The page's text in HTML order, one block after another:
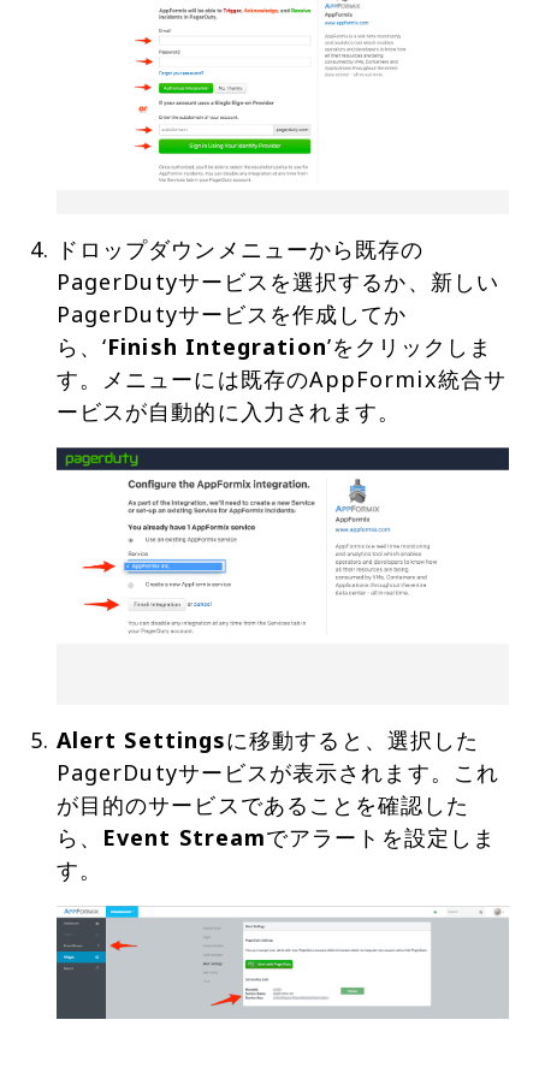
ドロップダウンメニューから既存の
PagerDutyサービスを選択するか、新しい
PagerDutyサービスを作成してか
ら、‘Finish Integration’をクリックしま
す。メニューには既存のAppFormix統合サ
Alert Settingsに移動すると、選択した
PagerDutyサービスが表示されます。これ
が目的のサービスであることを確認した
ら、 Event Streamでアラートを設定しま